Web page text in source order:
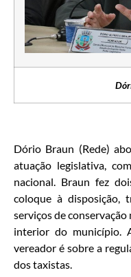
Dório Braun (Rede)
atuação legislativa,
nacional. Braun fez
coloque à disposição,
serviços de
interior do município.
vereador é sobre a
dos taxistas.